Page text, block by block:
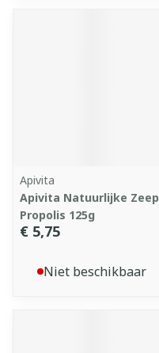
Apivita
Apivita Natuurlijke Zeep
Propolis 125g
€ 5,75
Niet beschikbaar